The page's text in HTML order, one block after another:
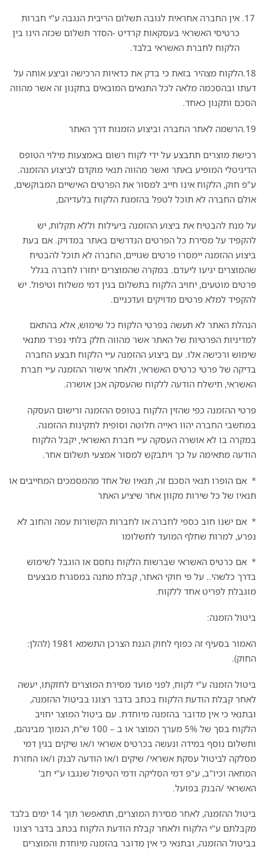
אין החברה אחראית לגובה תשלום הריבית הנגבה ע"י חברות
כרטיסי האשראי בעסקאות קרדיט -הסדר תשלום שכזה הינו בין
הלקוח לחברת האשראי בלבד.
18.הלקוח מצהיר בזאת כי בדק את כדאיות הרכישה וביצע אותה על
דעתו ובהסכמה מלאה לכל התנאים המובאים בתקנון זה אשר מהווה
הסכם ותקנון כאחד.
19.הרשמה לאתר החברה וביצוע הזמנות דרך האתר
רכישת מוצרים תתבצע על ידי לקוח רשום באמצעות מילוי הטופס
הדיגיטלי המופיע באתר ואשר מהווה תנאי מוקדם לביצוע ההזמנה.
ע"פ חוק, הלקוח אינו חייב למסור את הפרטים האישיים המבוקשים,
אולם החברה לא תוכל לטפל בהזמנת הלקוח בלעדיהם,
על מנת להבטיח את ביצוע ההזמנה ביעילות וללא תקלות, יש
להקפיד על מסירת כל הפרטים הנדרשים באתר במדויק. אם בעת
ביצוע ההזמנה יימסרו פרטים שגויים, החברה לא תוכל להבטיח
שהמוצרים יגיעו ליעדם. במקרה שהמוצרים יחזרו לחברה בגלל
פרטים מוטעים, יחויב הלקוח בתשלום בגין דמי משלוח וטיפול. יש
להקפיד למלא פרטים מדויקים ועדכניים.
הנהלת האתר לא תעשה בפרטי הלקוח כל שימוש, אלא בהתאם
למדיניות הפרטיות של האתר אשר מהווה חלק בלתי נפרד מתנאי
שימוש ורכישה אלו. עם ביצוע ההזמנה ע״י הלקוח תבצע החברה
בדיקה של פרטי כרטיס האשראי, ולאחר אישור ההזמנה ע״י חברת
האשראי, תישלח הודעה ללקוח שהעסקה אכן אושרה.
פרטי ההזמנה כפי שהזין הלקוח בטופס ההזמנה ורישום העסקה
במחשבי החברה יהוו ראייה חלוטה וסופית לתקינות ההזמנה.
במקרה בו לא אושרה העסקה ע״י חברת האשראי, יקבל הלקוח
הודעה מתאימה על כך ויתבקש למסור אמצעי תשלום אחר.
* אם הופרו תנאי הסכם זה, תנאיו של אחד מהמסמכים המחייבים או
תנאיו של כל שירות מקוון אחר שיציע האתר
* אם ישנו חוב כספי לחברה או לחברות הקשורות עמה והחוב לא
נפרע, למרות שחלף המועד לתשלומו
* אם כרטיס האשראי שברשות הלקוח נחסם או הוגבל לשימוש
בדרך כלשהי.. על פי חוקי האתר, קבלת מתנה במסגרת מבצעים
מוגבלת לפריט אחד ללקוח.
ביטול הזמנה:
האמור בסעיף זה כפוף לחוק הגנת הצרכן התשמא 1981 (להלן:
החוק).
ביטול הזמנה ע"י לקוח, לפני מועד מסירת המוצרים לחזקתו, יעשה
לאחר קבלת הודעת הלקוח בכתב בדבר רצונו בביטול ההזמנה,
ובתנאי כי אין מדובר בהזמנה מיוחדת. עם ביטול המוצר יחויב
הלקוח בסך של 5% מערך המוצר או ב – 100 ש"ח, הנמוך מבינהם,
ותשלום נוסף במידה ונעשה בכרטיס אשראי ו/או שיקים בגין דמי
מסלקה לביטול עסקת אשראי/ שיקים ו/או הודעה לבנק ו/או החזרת
המחאה וכיו"ב, ע"פ דמי הסליקה ודמי הטיפול שנגבו ע"י חב'
האשראי /הבנק בפועל.
ביטול ההזמנה, לאחר מסירת המוצרים, תתאפשר תוך 14 ימים בלבד
מקבלתם ע"י הלקוח ולאחר קבלת הודעת הלקוח בכתב בדבר רצונו
בביטול ההזמנה, ובתנאי כי אין מדובר בהזמנה מיוחדת והמוצרים